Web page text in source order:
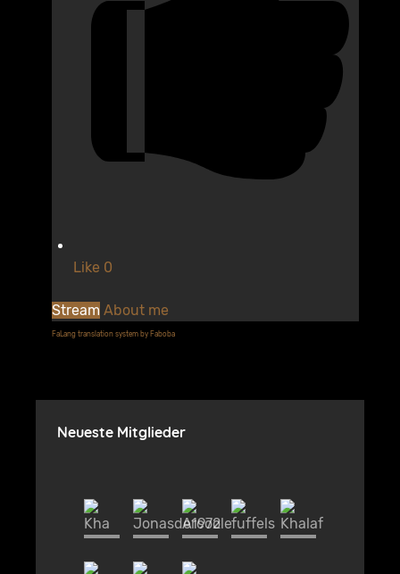
Like 0
Stream About me
FaLang translation system by Faboba
Neueste Mitglieder